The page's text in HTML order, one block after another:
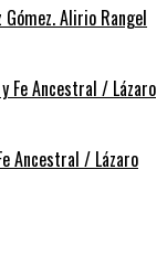
Alirio Rangel
Ancestral / Lázaro